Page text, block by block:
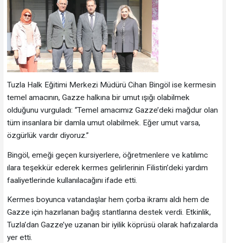
Tuzla Halk Eğitimi Merkezi Müdürü Cihan Bingöl ise kermesin
temel amacının, Gazze halkına bir umut ışığı olabilmek
olduğunu vurguladı: “Temel amacımız Gazze’deki mağdur olan
tüm insanlara bir damla umut olabilmek. Eğer umut varsa,
özgürlük vardır diyoruz.”
Bingöl, emeği geçen kursiyerlere, öğretmenlere ve katılımc
ılara teşekkür ederek kermes gelirlerinin Filistin’deki yardım
faaliyetlerinde kullanılacağını ifade etti.
Kermes boyunca vatandaşlar hem çorba ikramı aldı hem de
Gazze için hazırlanan bağış stantlarına destek verdi. Etkinlik,
Tuzla’dan Gazze’ye uzanan bir iyilik köprüsü olarak hafızalarda
yer etti.